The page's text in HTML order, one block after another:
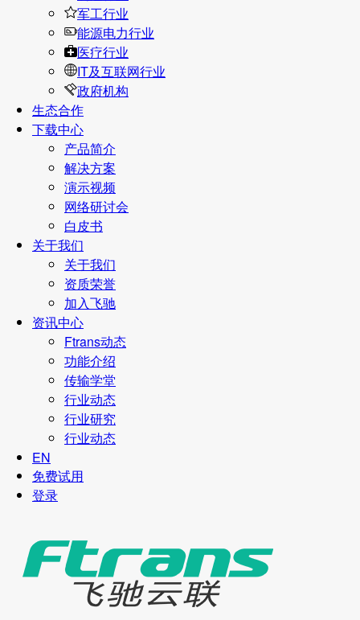
军工行业
能源电力行业
医疗行业
IT及互联网行业
政府机构
生态合作
下载中心
产品简介
解决方案
演示视频
网络研讨会
白皮书
关于我们
关于我们
资质荣誉
加入飞驰
资讯中心
Ftrans动态
功能介绍
传输学堂
行业动态
行业研究
行业动态
EN
免费试用
登录